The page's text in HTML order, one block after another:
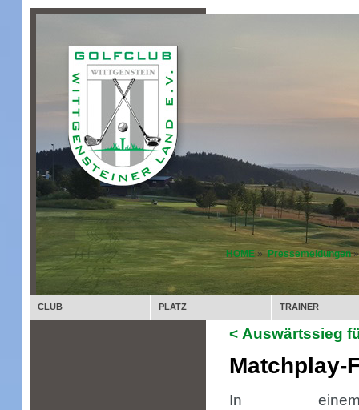
CLUB PLATZ TRAINER
HOME » Pressemeldungen»
< Auswärtssieg
Matchplay-
In